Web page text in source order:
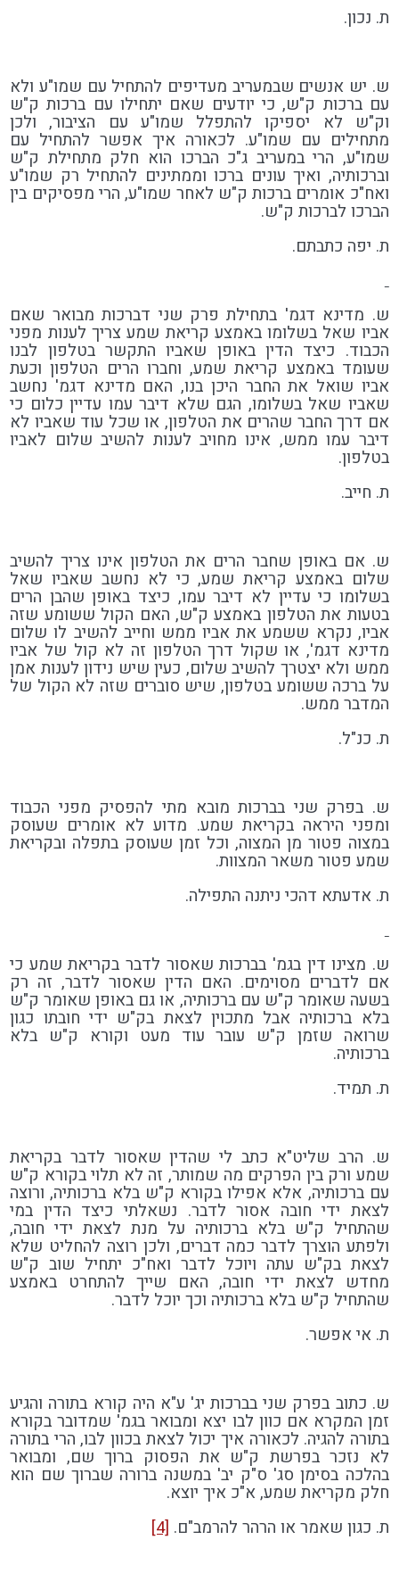
ת. נכון.
ש. יש אנשים שבמעריב מעדיפים להתחיל עם שמו"ע ולא
עם ברכות ק"ש, כי יודעים שאם יתחילו עם ברכות ק"ש
וק"ש לא יספיקו להתפלל שמו"ע עם הציבור, ולכן
מתחילים עם שמו"ע. לכאורה איך אפשר להתחיל עם
שמו"ע, הרי במעריב ג"כ הברכו הוא חלק מתחילת ק"ש
וברכותיה, ואיך עונים ברכו וממתינים להתחיל רק שמו"ע
ואח"כ אומרים ברכות ק"ש לאחר שמו"ע, הרי מפסיקים בין
הברכו לברכות ק"ש.
ת. יפה כתבתם.
ש. מדינא דגמ' בתחילת פרק שני דברכות מבואר שאם
אביו שאל בשלומו באמצע קריאת שמע צריך לענות מפני
הכבוד. כיצד הדין באופן שאביו התקשר בטלפון לבנו
שעומד באמצע קריאת שמע, וחברו הרים הטלפון וכעת
אביו שואל את החבר היכן בנו, האם מדינא דגמ' נחשב
שאביו שאל בשלומו, הגם שלא דיבר עמו עדיין כלום כי
אם דרך החבר שהרים את הטלפון, או שכל עוד שאביו לא
דיבר עמו ממש, אינו מחויב לענות להשיב שלום לאביו
בטלפון.
ת. חייב.
ש. אם באופן שחבר הרים את הטלפון אינו צריך להשיב
שלום באמצע קריאת שמע, כי לא נחשב שאביו שאל
בשלומו כי עדיין לא דיבר עמו, כיצד באופן שהבן הרים
בטעות את הטלפון באמצע ק"ש, האם הקול ששומע שזה
אביו, נקרא ששמע את אביו ממש וחייב להשיב לו שלום
מדינא דגמ', או שקול דרך הטלפון זה לא קול של אביו
ממש ולא יצטרך להשיב שלום, כעין שיש נידון לענות אמן
על ברכה ששומע בטלפון, שיש סוברים שזה לא הקול של
המדבר ממש.
ת. כנ"ל.
ש. בפרק שני בברכות מובא מתי להפסיק מפני הכבוד
ומפני היראה בקריאת שמע. מדוע לא אומרים שעוסק
במצוה פטור מן המצוה, וכל זמן שעוסק בתפלה ובקריאת
שמע פטור משאר המצוות.
ת. אדעתא דהכי ניתנה התפילה.
ש. מצינו דין בגמ' בברכות שאסור לדבר בקריאת שמע כי
אם לדברים מסוימים. האם הדין שאסור לדבר, זה רק
בשעה שאומר ק"ש עם ברכותיה, או גם באופן שאומר ק"ש
בלא ברכותיה אבל מתכוין לצאת בק"ש ידי חובתו כגון
שרואה שזמן ק"ש עובר עוד מעט וקורא ק"ש בלא
ברכותיה.
ת. תמיד.
ש. הרב שליט"א כתב לי שהדין שאסור לדבר בקריאת
שמע ורק בין הפרקים מה שמותר, זה לא תלוי בקורא ק"ש
עם ברכותיה, אלא אפילו בקורא ק"ש בלא ברכותיה, ורוצה
לצאת ידי חובה אסור לדבר. נשאלתי כיצד הדין במי
שהתחיל ק"ש בלא ברכותיה על מנת לצאת ידי חובה,
ולפתע הוצרך לדבר כמה דברים, ולכן רוצה להחליט שלא
לצאת בק"ש עתה ויוכל לדבר ואח"כ יתחיל שוב ק"ש
מחדש לצאת ידי חובה, האם שייך להתחרט באמצע
שהתחיל ק"ש בלא ברכותיה וכך יוכל לדבר.
ת. אי אפשר.
ש. כתוב בפרק שני בברכות יג' ע"א היה קורא בתורה והגיע
זמן המקרא אם כוון לבו יצא ומבואר בגמ' שמדובר בקורא
בתורה להגיה. לכאורה איך יכול לצאת בכוון לבו, הרי בתורה
לא נזכר בפרשת ק"ש את הפסוק ברוך שם, ומבואר
בהלכה בסימן סג' ס"ק יב' במשנה ברורה שברוך שם הוא
חלק מקריאת שמע, א"כ איך יוצא.
ת. כגון שאמר או הרהר להרמב"ם. [4]